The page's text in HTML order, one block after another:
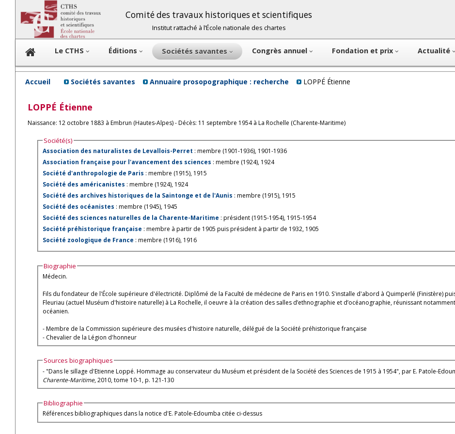
Comité des travaux historiques et scientifiques
Institut rattaché à l’École nationale des chartes
Le CTHS Éditions Sociétés savantes Congrès annuel Fondation et prix Actualité
Accueil Sociétés savantes Annuaire prosopographique : recherche LOPPÉ Étienne
LOPPÉ Étienne
Naissance: 12 octobre 1883 à Embrun (Hautes-Alpes) - Décès: 11 septembre 1954 à La Rochelle (Charente-Maritime)
Société(s)
Association des naturalistes de Levallois-Perret : membre (1901-1936), 1901-1936
Association française pour l'avancement des sciences : membre (1924), 1924
Société d'anthropologie de Paris : membre (1915), 1915
Société des américanistes : membre (1924), 1924
Société des archives historiques de la Saintonge et de l'Aunis : membre (1915), 1915
Société des océanistes : membre (1945), 1945
Société des sciences naturelles de la Charente-Maritime : président (1915-1954), 1915-1954
Société préhistorique française : membre à partir de 1905 puis président à partir de 1932, 1905
Société zoologique de France : membre (1916), 1916
Biographie
Médecin.
Fils du fondateur de l'École supérieure d'électricité. Diplômé de la Faculté de médecine de Paris en 1910. S'installe d'abord à Quimperlé (Finistère)
Fleuriau (actuel Muséum d'histoire naturelle) à La Rochelle, il oeuvre à la création des salles d’ethnographie et d’océanographie, réunissant
océanien.
- Membre de la Commission supérieure des musées d'histoire naturelle, délégué de la Société préhistorique française
- Chevalier de la Légion d'honneur
Sources biographiques
- "Dans le sillage d'Etienne Loppé. Hommage au conservateur du Muséum et président de la Société des Sciences de 1915 à 1954", par E. Patole-
Charente-Maritime, 2010, tome 10-1, p. 121-130
Bibliographie
Références bibliographiques dans la notice d'E. Patole-Edoumba citée ci-dessus